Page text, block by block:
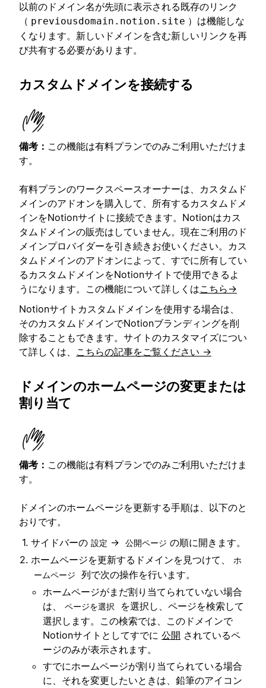
以前のドメイン名が先頭に表示される既存のリンク
（ previousdomain.notion.site ）は機能しな
くなります。新しいドメインを含む新しいリンクを再
び共有する必要があります。
カスタムドメインを接続する
備考： この機能は有料プランでのみご利用いただけま
す。
有料プランのワークスペースオーナーは、カスタムド
メインのアドオンを購入して、所有するカスタムドメ
インをNotionサイトに接続できます。Notionはカス
タムドメインの販売はしていません。現在ご利用のド
メインプロバイダーを引き続きお使いください。カス
タムドメインのアドオンによって、すでに所有してい
るカスタムドメインをNotionサイトで使用できるよ
うになります。この機能について詳しくはこちら→
Notionサイトカスタムドメインを使用する場合は、
そのカスタムドメインでNotionブランディングを削
除することもできます。サイトのカスタマイズについ
て詳しくは、 こちらの記事をご覧ください →
ドメインのホームページの変更または
割り当て
備考： この機能は有料プランでのみご利用いただけま
す。
ドメインのホームページを更新する手順は、以下のと
おりです。
サイドバーの 設定 → 公開ページ の順に開きます。
ホームページを更新するドメインを見つけて、
ホ
ームページ
列で次の操作を行います。
ホームページがまだ割り当てられていない場合
は、
ページを選択
を選択し、ページを検索して
選択します。この検索では、このドメインで
Notionサイトとしてすでに 公開 されているペ
ージのみが表示されます。
すでにホームページが割り当てられている場合
に、それを変更したいときは、鉛筆のアイコン